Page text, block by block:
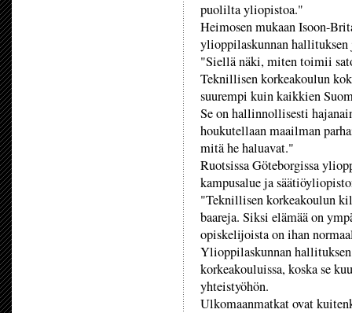
puolilta yliopistoa."
Heimosen mukaan Isoon-
ylioppilaskunnan hallituksen
"Siellä näki, miten toimii
Teknillisen korkeakoulun
suurempi kuin kaikkien
Se on hallinnollisesti
houkutellaan maailman
mitä he haluavat."
Ruotsissa Göteborgissa
kampusalue ja
"Teknillisen korkeakoulun
baareja. Siksi elämää on
opiskelijoista on ihan
Ylioppilaskunnan
korkeakouluissa, koska se
yhteistyöhön.
Ulkomaanmatkat ovat